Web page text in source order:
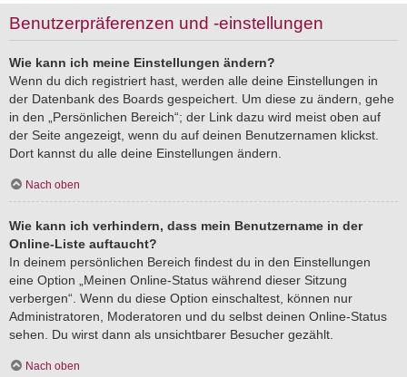
Benutzerpräferenzen und -einstellungen
Wie kann ich meine Einstellungen ändern?
Wenn du dich registriert hast, werden alle deine Einstellungen in
der Datenbank des Boards gespeichert. Um diese zu ändern, gehe
in den „Persönlichen Bereich“; der Link dazu wird meist oben auf
der Seite angezeigt, wenn du auf deinen Benutzernamen klickst.
Dort kannst du alle deine Einstellungen ändern.
Nach oben
Wie kann ich verhindern, dass mein Benutzername in der
Online-Liste auftaucht?
In deinem persönlichen Bereich findest du in den Einstellungen
eine Option „Meinen Online-Status während dieser Sitzung
verbergen“. Wenn du diese Option einschaltest, können nur
Administratoren, Moderatoren und du selbst deinen Online-Status
sehen. Du wirst dann als unsichtbarer Besucher gezählt.
Nach oben